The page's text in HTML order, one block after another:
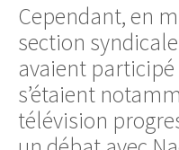
Cependant, en
section
avaient participé
s’étaient
télévision